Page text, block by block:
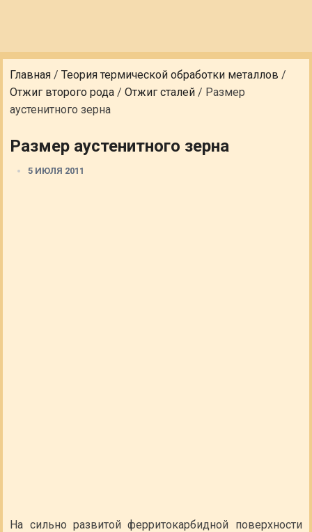
Главная /Теория термической обработки металлов /
Отжиг второго рода /Отжиг сталей / Размер
аустенитного зерна
Размер аустенитного зерна
5 ИЮЛЯ 2011
На сильно развитой ферритокарбидной поверхности